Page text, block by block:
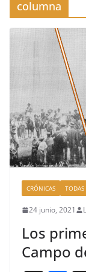
columna
CRÓNICAS TODAS
24 junio, 2021
Los
Campo